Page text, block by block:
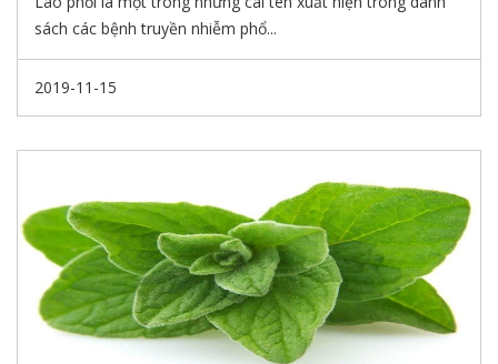
sách các bệnh truyền nhiễm phổ...
2019-11-15